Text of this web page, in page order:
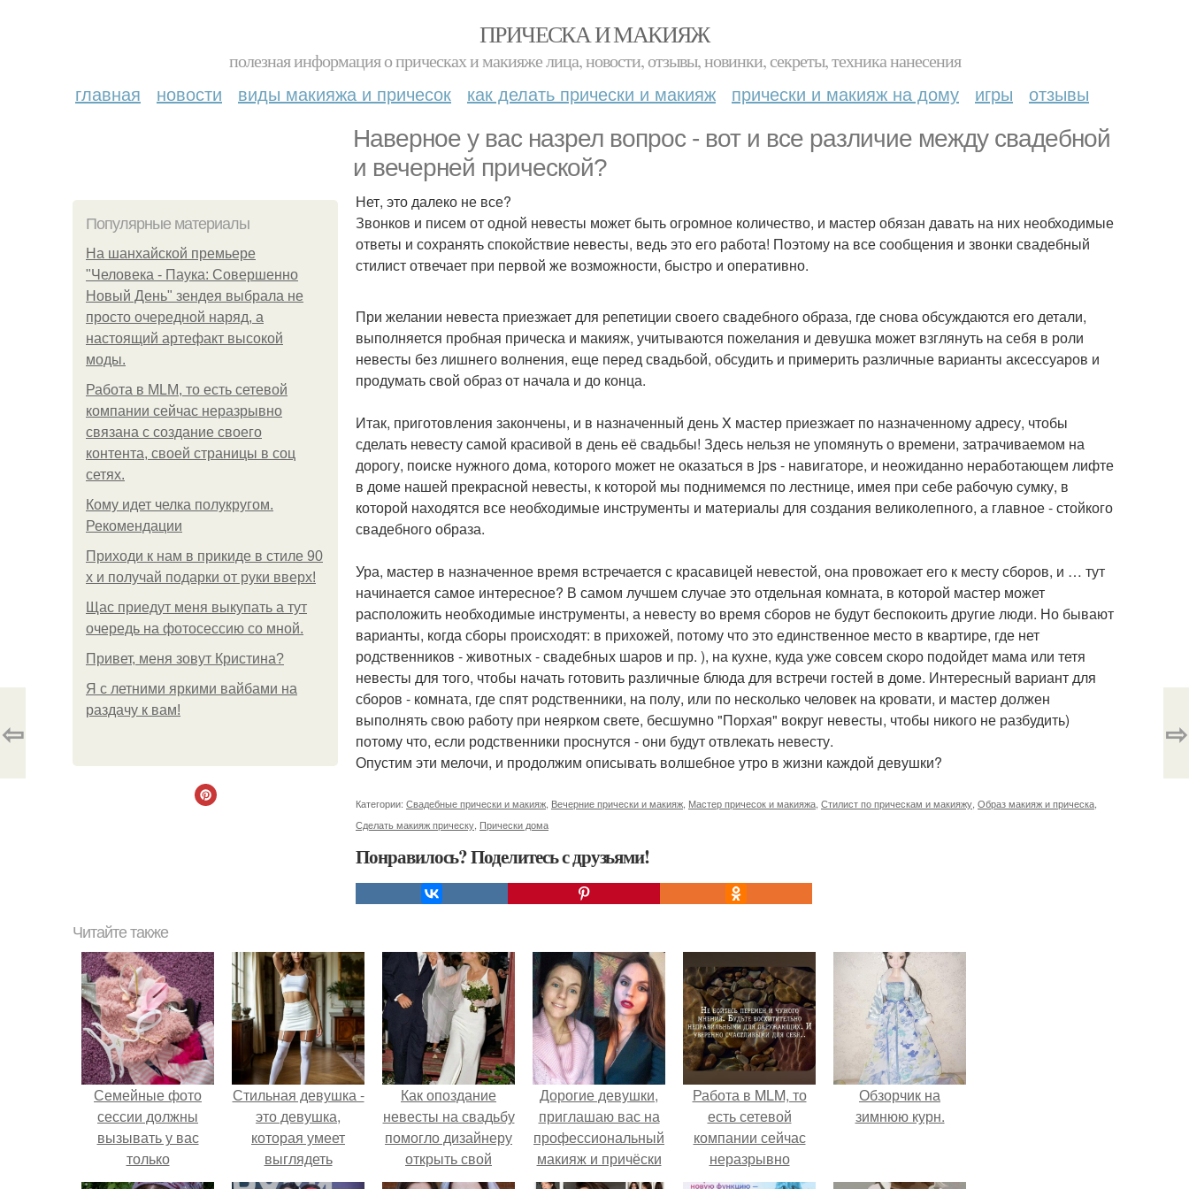
ПРИЧЕСКА И МАКИЯЖ
полезная информация о прическах и макияже лица, новости, отзывы, новинки, секреты, техника нанесения
главная новости виды макияжа и причесок как делать прически и макияж прически и макияж на дому игры отзывы
Наверное у вас назрел вопрос - вот и все различие между свадебной
и вечерней прической?
Популярные материалы
На шанхайской премьере
"Человека - Паука: Совершенно
Новый День" зендея выбрала не
просто очередной наряд, а
настоящий артефакт высокой
моды.
Работа в MLM, то есть сетевой
компании сейчас неразрывно
связана с создание своего
контента, своей страницы в соц
сетях.
Кому идет челка полукругом.
Рекомендации
Приходи к нам в прикиде в стиле 90
х и получай подарки от руки вверх!
Щас приедут меня выкупать а тут
очередь на фотосессию со мной.
Привет, меня зовут Кристина?
Я с летними яркими вайбами на
раздачу к вам!
Нет, это далеко не все?
Звонков и писем от одной невесты может быть огромное количество, и мастер обязан давать на них необходимые
ответы и сохранять спокойствие невесты, ведь это его работа! Поэтому на все сообщения и звонки свадебный
стилист отвечает при первой же возможности, быстро и оперативно.
При желании невеста приезжает для репетиции своего свадебного образа, где снова обсуждаются его детали,
выполняется пробная прическа и макияж, учитываются пожелания и девушка может взглянуть на себя в роли
невесты без лишнего волнения, еще перед свадьбой, обсудить и примерить различные варианты аксессуаров и
продумать свой образ от начала и до конца.
Итак, приготовления закончены, и в назначенный день X мастер приезжает по назначенному адресу, чтобы
сделать невесту самой красивой в день её свадьбы! Здесь нельзя не упомянуть о времени, затрачиваемом на
дорогу, поиске нужного дома, которого может не оказаться в jps - навигаторе, и неожиданно неработающем лифте
в доме нашей прекрасной невесты, к которой мы поднимемся по лестнице, имея при себе рабочую сумку, в
которой находятся все необходимые инструменты и материалы для создания великолепного, а главное - стойкого
свадебного образа.
Ура, мастер в назначенное время встречается с красавицей невестой, она провожает его к месту сборов, и … тут
начинается самое интересное? В самом лучшем случае это отдельная комната, в которой мастер может
расположить необходимые инструменты, а невесту во время сборов не будут беспокоить другие люди. Но бывают
варианты, когда сборы происходят: в прихожей, потому что это единственное место в квартире, где нет
родственников - животных - свадебных шаров и пр. ), на кухне, куда уже совсем скоро подойдет мама или тетя
невесты для того, чтобы начать готовить различные блюда для встречи гостей в доме. Интересный вариант для
сборов - комната, где спят родственники, на полу, или по несколько человек на кровати, и мастер должен
выполнять свою работу при неярком свете, бесшумно "Порхая" вокруг невесты, чтобы никого не разбудить)
потому что, если родственники проснутся - они будут отвлекать невесту.
Опустим эти мелочи, и продолжим описывать волшебное утро в жизни каждой девушки?
Категории: Свадебные прически и макияж Вечерние прически и макияж Мастер причесок и макияжа Стилист по прическам и макияжу Образ макияж и прическа
Сделать макияж прическу Прически дома
Понравилось? Поделитесь с друзьями!
⇦ ⇨
Читайте также
Семейные фото
сессии должны
вызывать у вас
только
положительные
Стильная девушка -
это девушка,
которая умеет
выглядеть
привлекательно и
Как опоздание
невесты на свадьбу
помогло дизайнеру
открыть свой
бренд.
Дорогие девушки,
приглашаю вас на
профессиональный
макияж и причёски
любой сложности?
Работа в MLM, то
есть сетевой
компании сейчас
неразрывно
связана с создание
Обзорчик на
зимнюю курн.